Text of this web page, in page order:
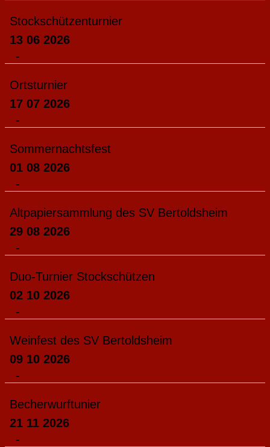
Stockschützenturnier
13 06 2026
-
Ortsturnier
17 07 2026
-
Sommernachtsfest
01 08 2026
-
Altpapiersammlung des SV Bertoldsheim
29 08 2026
-
Duo-Turnier Stockschützen
02 10 2026
-
Weinfest des SV Bertoldsheim
09 10 2026
-
Becherwurftunier
21 11 2026
-